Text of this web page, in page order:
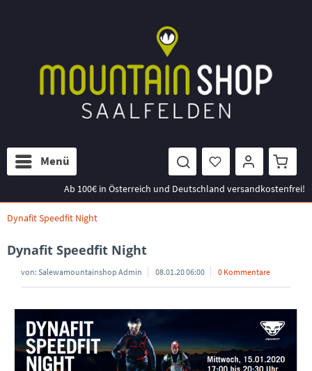
Menü
Ab 100€ in Österreich und Deutschland versandkostenfrei!
Dynafit Speedfit Night
Dynafit Speedfit Night
von: Salewamountainshop Admin 08.01.20 06:00 0 Kommentare